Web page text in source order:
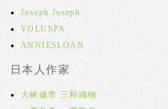
Joseph Joseph
VOLUSPA
ANNIESLOAN
日本人作家
大峡健市 三和織物